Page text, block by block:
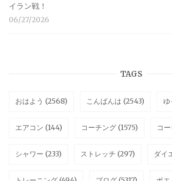
イラン戦！
06/27/2026
TAGS
おはよう (2568) こんばんは (2543) ゆ
エアコン (144) コーチング (1575) コ
シャワー (233) ストレッチ (297) ダイ